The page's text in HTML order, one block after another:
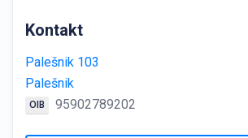
Kontakt
Palešnik 103
Palešnik
OIB 95902789202